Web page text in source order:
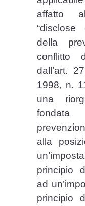
affatto
della
conflitto
dall’art.
1998, n.
una
fondata
alla
principio
ad
principio